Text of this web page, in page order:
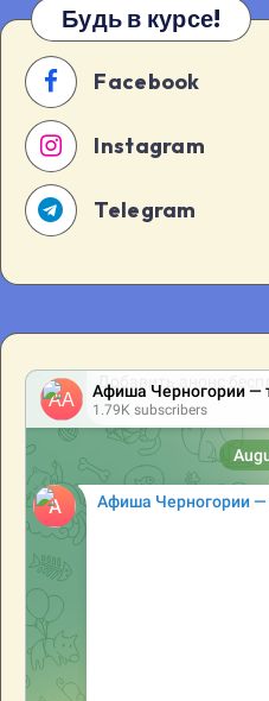
Будь в курсе!
Facebook
Instagram
Telegram